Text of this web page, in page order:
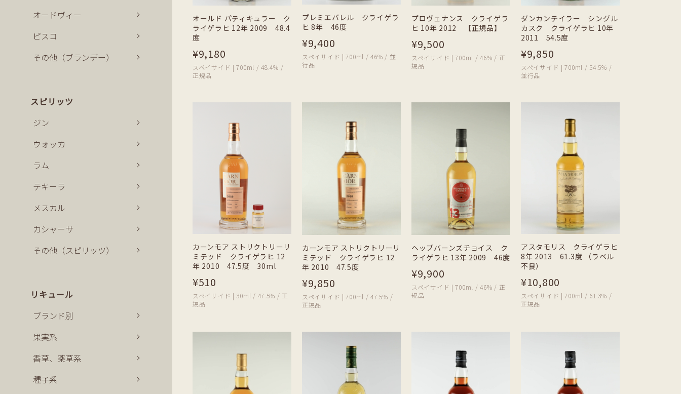
オールド パティキュラー ク
ライゲラヒ 12年 2009 48.4
度
¥9,180
スペイサイド | 700ml / 48.4% /
正規品
プレミエバレル クライゲラ
ヒ 8年 46度
¥9,400
スペイサイド | 700ml / 46% / 並
行品
プロヴェナンス クライゲラ
ヒ 10年 2012 【正規品】
¥9,500
スペイサイド | 700ml / 46% / 正
規品
ダンカンテイラー シングル
カスク クライゲラヒ 10年
2011 54.5度
¥9,850
スペイサイド | 700ml / 54.5% /
並行品
カーンモア ストリクトリーリ
ミテッド クライゲラヒ 12
年 2010 47.5度 30ml
¥510
スペイサイド | 30ml / 47.5% / 正
規品
カーンモア ストリクトリーリ
ミテッド クライゲラヒ 12
年 2010 47.5度
¥9,850
スペイサイド | 700ml / 47.5% /
正規品
ヘップバーンズチョイス ク
ライゲラヒ 13年 2009 46度
¥9,900
スペイサイド | 700ml / 46% / 正
規品
アスタモリス クライゲラヒ
8年 2013 61.3度 （ラベル
不良）
¥10,800
スペイサイド | 700ml / 61.3% /
正規品
オードヴィー
ピスコ
その他（ブランデー）
スピリッツ
ジン
ウォッカ
ラム
テキーラ
メスカル
カシャーサ
その他（スピリッツ）
リキュール
ブランド別
果実系
香草、薬草系
種子系